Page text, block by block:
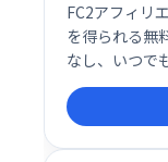
FC2アフィリ
を得られる無
なし、いつで
用でき、高
もあります。
ラムをお探